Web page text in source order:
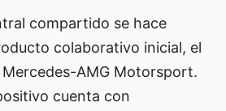
compartido se hace
colaborativo inicial, el
AMG Motorsport.
cuenta con